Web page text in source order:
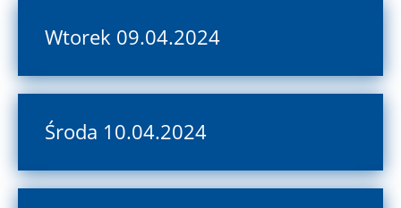
Wtorek 09.04.2024
Środa 10.04.2024